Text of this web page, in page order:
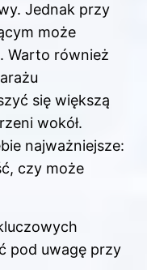
Jednak przy
może
Warto również
się większą
wokół.
najważniejsze:
czy może
pod uwagę przy